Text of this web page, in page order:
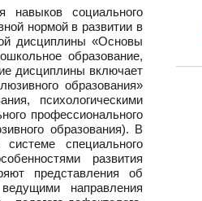
навыков социального
нормой в развитии в
дисциплины «Основы
образование,
дисциплины включает
образования»
психологическими
профессионального
образования). В
специального
развития
представления об
направления